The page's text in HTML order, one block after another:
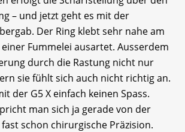
– und jetzt geht es mit der
Der Ring klebt sehr nahe am
einer Fummelei ausartet. Ausserdem
durch die Rastung nicht nur
sie fühlt sich auch nicht richtig an.
der G5 X einfach keinen Spass.
man sich ja gerade von der
schon chirurgische Präzision.